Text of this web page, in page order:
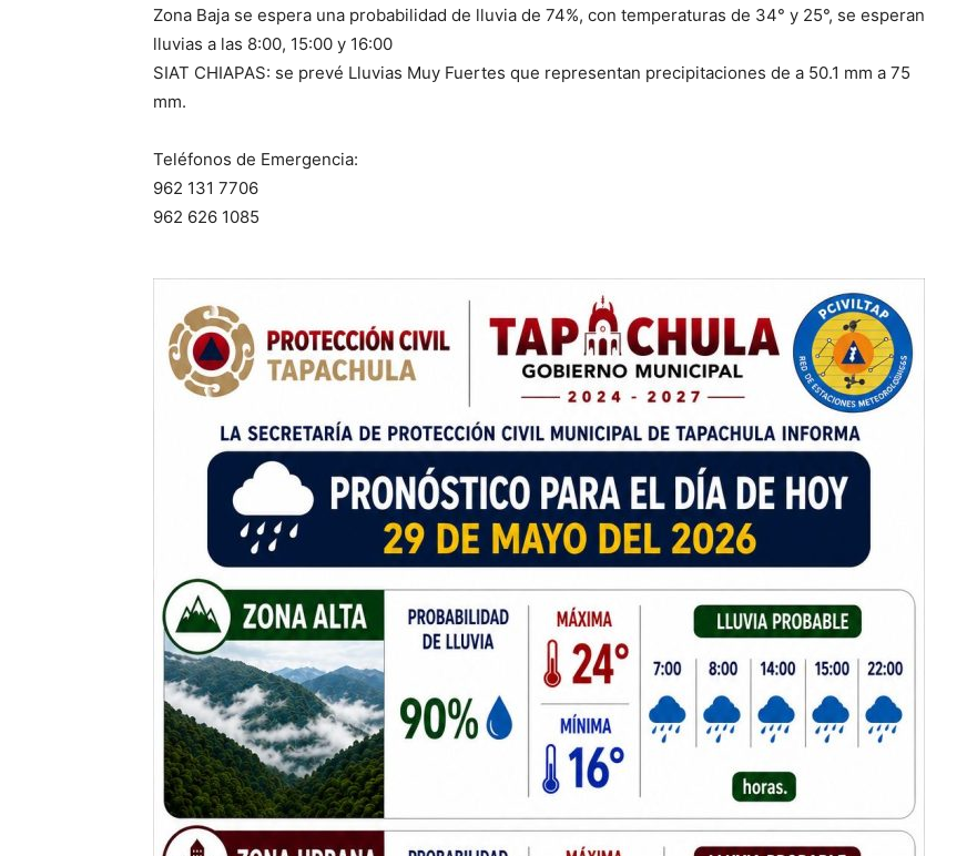
Zona Baja se espera una probabilidad de lluvia de 74%, con temperaturas de 34° y 25°, se esperan
lluvias a las 8:00, 15:00 y 16:00
SIAT CHIAPAS: se prevé Lluvias Muy Fuertes que representan precipitaciones de a 50.1 mm a 75
mm.
Teléfonos de Emergencia:
962 131 7706
962 626 1085